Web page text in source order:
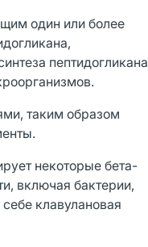
один или более
пептидогликана
таким образом
некоторые бета-
включая бактерии,
клавулановая